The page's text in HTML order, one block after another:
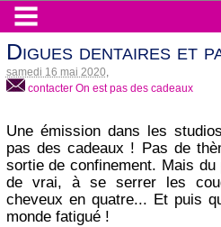
Digues dentaires et
samedi 16 mai 2020
contacter On est pas des cadeaux
Une émission dans les
pas des cadeaux ! Pas de
sortie de confinement. Mais
de vrai, à se serrer les
cheveux en quatre... Et puis
monde fatigué !